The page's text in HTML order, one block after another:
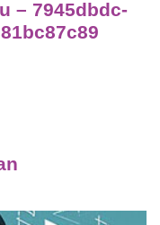
– 7945dbdc-